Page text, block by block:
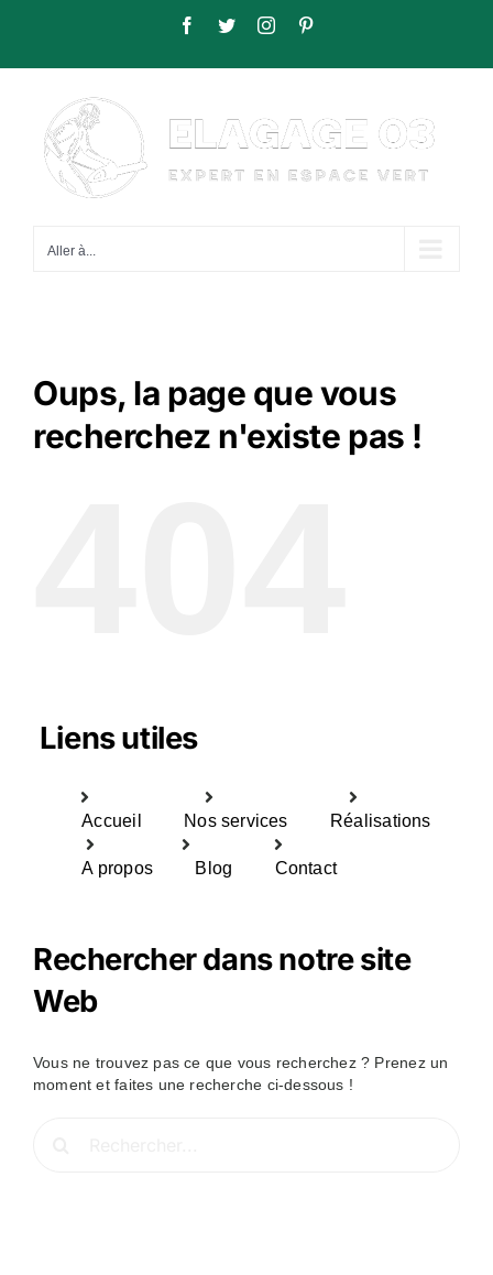
Facebook
TwitterInstagram
Aller à...
Oups, la page que vous
recherchez n'existe pas !
Liens utiles
Accueil Nos services Réalisations
A propos Blog Contact
Rechercher dans notre site
Web
Vous ne trouvez pas ce que vous recherchez ? Prenez un
moment et faites une recherche ci-dessous !